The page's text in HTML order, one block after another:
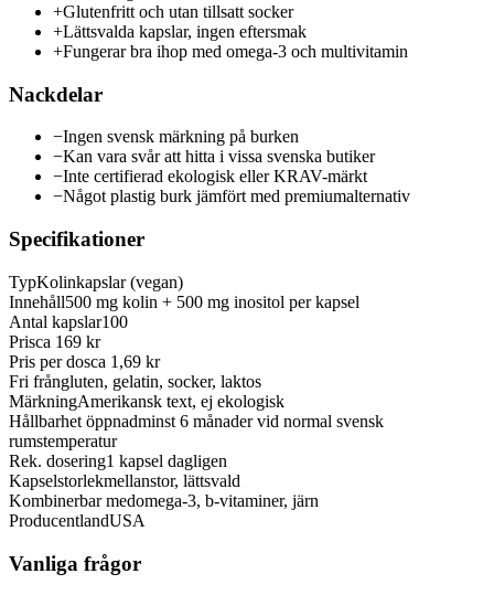
+Glutenfritt och utan tillsatt socker
+Lättsvalda kapslar, ingen eftersmak
+Fungerar bra ihop med omega-3 och multivitamin
Nackdelar
−Ingen svensk märkning på burken
−Kan vara svår att hitta i vissa svenska butiker
−Inte certifierad ekologisk eller KRAV-märkt
−Något plastig burk jämfört med premiumalternativ
Specifikationer
TypKolinkapslar (vegan)
Innehåll500 mg kolin + 500 mg inositol per kapsel
Antal kapslar100
Prisca 169 kr
Pris per dosca 1,69 kr
Fri frångluten, gelatin, socker, laktos
MärkningAmerikansk text, ej ekologisk
Hållbarhet öppnadminst 6 månader vid normal svensk
rumstemperatur
Rek. dosering1 kapsel dagligen
Kapselstorlekmellanstor, lättsvald
Kombinerbar medomega-3, b-vitaminer, järn
ProducentlandUSA
Vanliga frågor